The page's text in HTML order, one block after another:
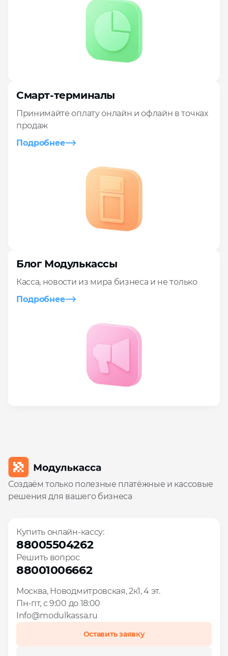
Смарт-терминалы
Принимайте оплату онлайн и офлайн в точках
продаж
Подробнее
Блог Модулькассы
Касса, новости из мира бизнеса и не только
Подробнее
Создаём только полезные платёжные и кассовые
решения для вашего бизнеса
Купить онлайн-кассу:
88005504262
Решить вопрос
88001006662
Москва, Новодмитровская, 2к1, 4 эт.
Пн-пт, с 9:00 до 18:00
Info@modulkassa.ru
Оставить заявку